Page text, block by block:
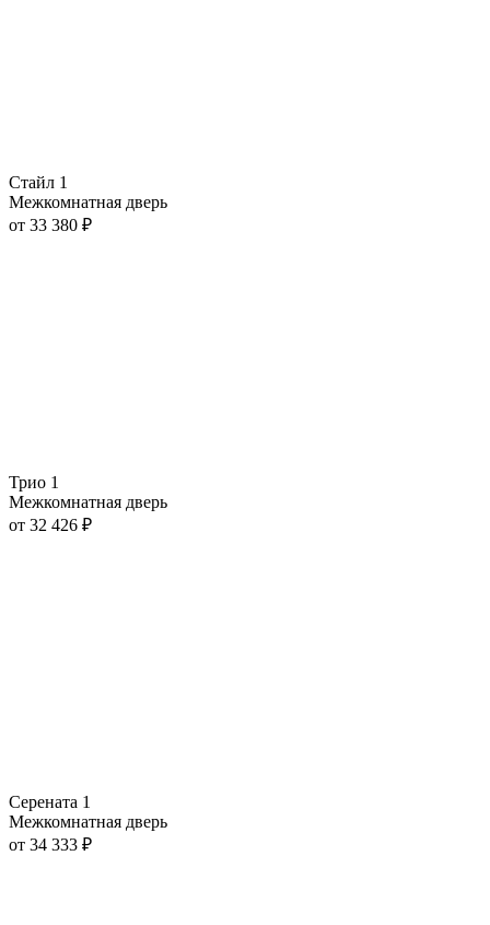
Стайл 1
Межкомнатная дверь
от 33 380 ₽
Трио 1
Межкомнатная дверь
от 32 426 ₽
Серената 1
Межкомнатная дверь
от 34 333 ₽